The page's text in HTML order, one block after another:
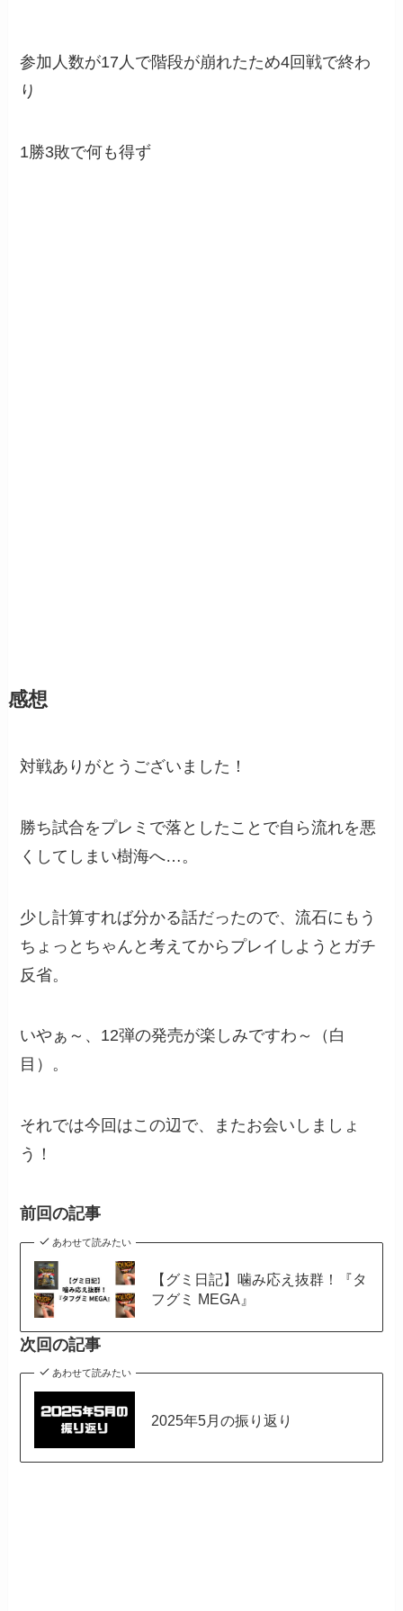
参加人数が17人で階段が崩れたため4回戦で終わ
り
1勝3敗で何も得ず
感想
対戦ありがとうございました！
勝ち試合をプレミで落としたことで自ら流れを悪
くしてしまい樹海へ…。
少し計算すれば分かる話だったので、流石にもう
ちょっとちゃんと考えてからプレイしようとガチ
反省。
いやぁ～、12弾の発売が楽しみですわ～（白
目）。
それでは今回はこの辺で、またお会いしましょ
う！
前回の記事
あわせて読みたい
【グミ日記】噛み応え抜群！『タ
フグミ MEGA』
次回の記事
あわせて読みたい
2025年5月の振り返り